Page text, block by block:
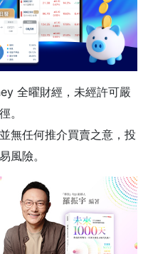
全曜財經，未經許可嚴
。
無任何推介買賣之意，投
風險。